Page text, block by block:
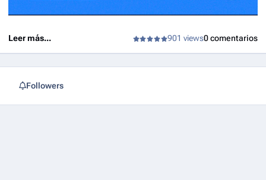
Leer más... 901 views0 comentarios
Followers